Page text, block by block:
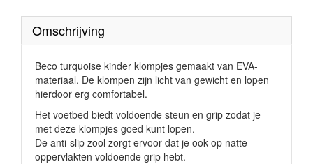
Omschrijving
Beco turquoise kinder klompjes gemaakt van EVA-
materiaal. De klompen zijn licht van gewicht en lopen
hierdoor erg comfortabel.
Het voetbed biedt voldoende steun en grip zodat je
met deze klompjes goed kunt lopen.
De anti-slip zool zorgt ervoor dat je ook op natte
oppervlakten voldoende grip hebt.